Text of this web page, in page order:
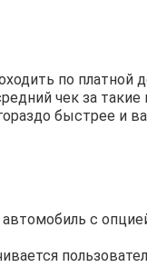
по платной
чек за такие
быстрее и
с